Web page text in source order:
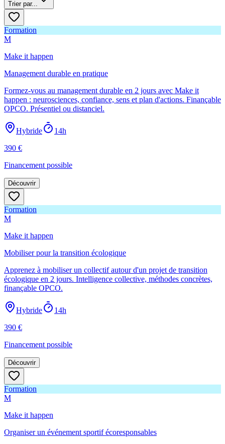
Trier par...
Formation
M
Make it happen
Management durable en pratique
Formez-vous au management durable en 2 jours avec Make it
happen : neurosciences, confiance, sens et plan d'actions. Finançable
OPCO. Présentiel ou distanciel.
Hybride
14h
390 €
Financement possible
Découvrir
Formation
M
Make it happen
Mobiliser pour la transition écologique
Apprenez à mobiliser un collectif autour d'un projet de transition
écologique en 2 jours. Intelligence collective, méthodes concrètes,
finançable OPCO.
Hybride
14h
390 €
Financement possible
Découvrir
Formation
M
Make it happen
Organiser un événement sportif écoresponsables